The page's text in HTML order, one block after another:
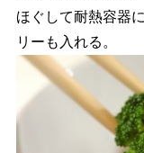
ほぐして耐熱容器
リーも入れる。